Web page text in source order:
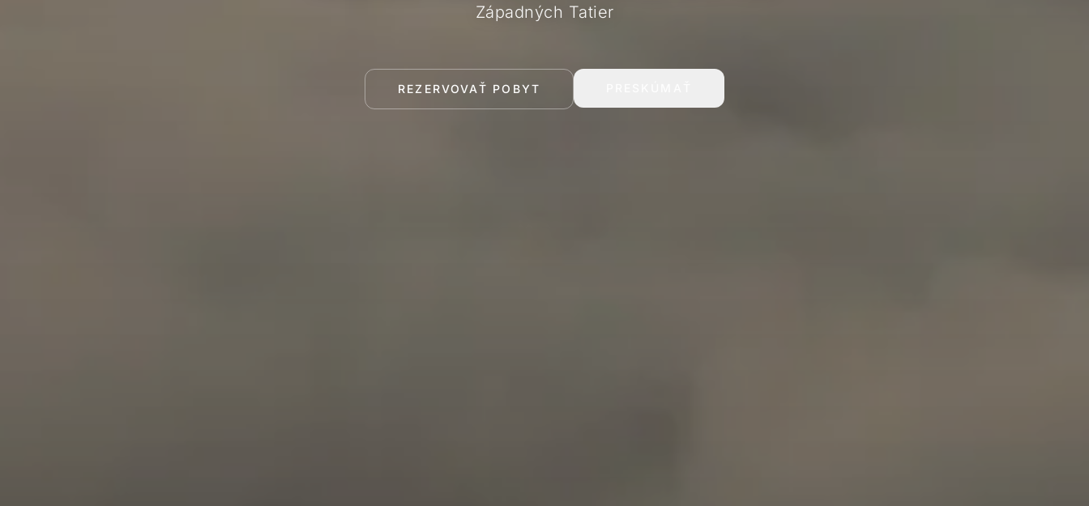
Západných Tatier
REZERVOVAŤ POBYT